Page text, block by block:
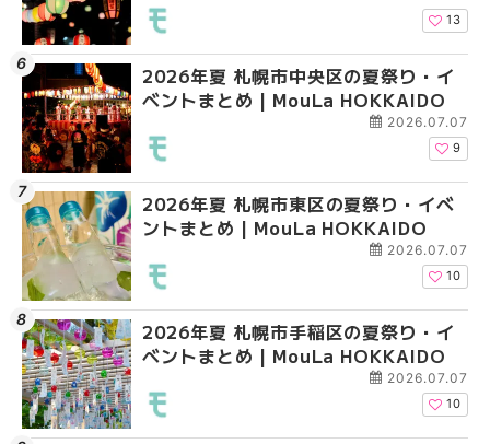
13
2026年夏 札幌市中央区の夏祭り・イ
ベントまとめ | MouLa HOKKAIDO
2026.07.07
9
2026年夏 札幌市東区の夏祭り・イベ
ントまとめ | MouLa HOKKAIDO
2026.07.07
10
2026年夏 札幌市手稲区の夏祭り・イ
ベントまとめ | MouLa HOKKAIDO
2026.07.07
10
2026年夏 札幌市清田
ベントまとめ |
2026年夏 札幌市手稲
ベントまとめ |
2026年夏 札幌市中央
ベントまとめ |
2026年夏 札幌市手稲
ベントまとめ |
2026年夏 札幌市豊平
ベントまとめ |
2026年夏 札幌市東区
ントまとめ | MouLa